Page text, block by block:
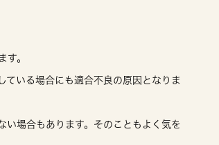
す。
ている場合にも適合不良の原因となりま
い場合もあります。そのこともよく気を